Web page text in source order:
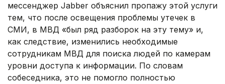
мессенджер Jabber объяснил пропажу этой услуги
тем, что после освещения проблемы утечек в
СМИ, в МВД «был ряд разборок на эту тему» и,
как следствие, изменились необходимые
сотрудникам МВД для поиска людей по камерам
уровни доступа к информации. По словам
собеседника, это не помогло полностью